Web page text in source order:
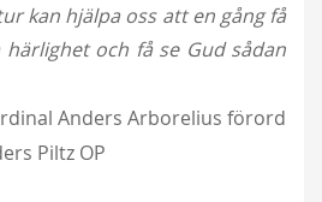
kan hjälpa oss att en gång få
och få se Gud sådan
Anders Arborelius förord
Piltz OP